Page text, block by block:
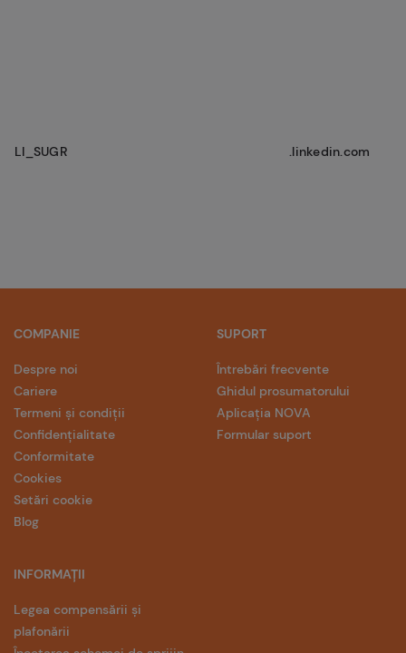
LI_SUGR .linkedin.com
COMPANIE
Despre noi
Cariere
Termeni și condiții
Confidențialitate
Conformitate
Cookies
Setări cookie
Blog
INFORMAȚII
Legea compensării și
plafonării
SUPORT
Întrebări frecvente
Ghidul prosumatorului
Aplicația NOVA
Formular suport